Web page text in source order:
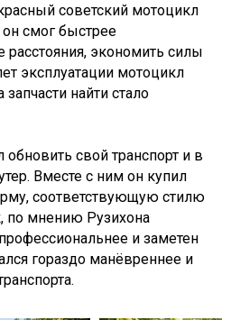
советский мотоцикл
смог быстрее
экономить силы
эксплуатации мотоцикл
найти стало
свой транспорт и в
Вместе с ним он купил
соответствующую стилю
по мнению Рузихона
и заметен
гораздо манёвреннее и